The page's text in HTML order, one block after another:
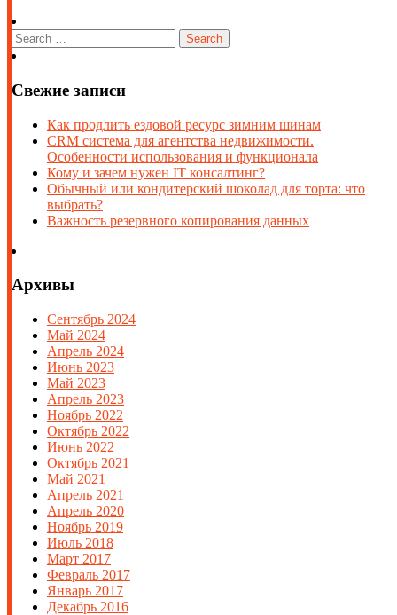
Свежие записи
Как продлить ездовой ресурс зимним шинам
CRM система для агентства недвижимости.
Особенности использования и функционала
Кому и зачем нужен IT консалтинг?
Обычный или кондитерский шоколад для торта: что
выбрать?
Важность резервного копирования данных
Архивы
Сентябрь 2024
Май 2024
Апрель 2024
Июнь 2023
Май 2023
Апрель 2023
Ноябрь 2022
Октябрь 2022
Июнь 2022
Октябрь 2021
Май 2021
Апрель 2021
Апрель 2020
Ноябрь 2019
Июль 2018
Март 2017
Февраль 2017
Январь 2017
Декабрь 2016